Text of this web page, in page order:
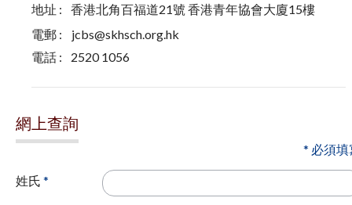
地址 :
香港北角百福道21號 香港青年協會大廈15樓
電郵 :
jcbs@skhsch.org.hk
電話 :
2520 1056
網上查詢
* 必須填
姓氏 *